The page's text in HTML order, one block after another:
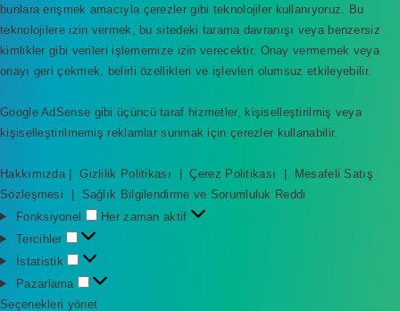
bunlara erişmek amacıyla çerezler gibi teknolojiler kullanıyoruz. Bu
teknolojilere izin vermek, bu sitedeki tarama davranışı veya benzersiz
kimlikler gibi verileri işlememize izin verecektir. Onay vermemek veya
onayı geri çekmek, belirli özellikleri ve işlevleri olumsuz etkileyebilir.
Google AdSense gibi üçüncü taraf hizmetler, kişiselleştirilmiş veya
kişiselleştirilmemiş reklamlar sunmak için çerezler kullanabilir.
Hakkımızda |Gizlilik Politikası |Çerez Politikası | Mesafeli Satış
Sözleşmesi
| Sağlık Bilgilendirme ve Sorumluluk Reddi
Fonksiyonel
F
k
Her zaman aktif
Tercihler
T
e
r
İstatistik
İ
s
t
Pazarlama
P
a
Seçenekleri yönet